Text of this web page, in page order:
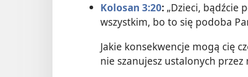
Kolosan 3:20:„Dzieci, bądźcie
wszystkim, bo to się podoba
Jakie konsekwencje mogą cię
nie szanujesz ustalonych przez